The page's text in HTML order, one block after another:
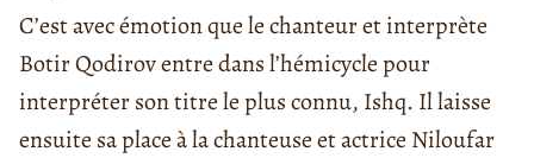
C’est avec émotion que le chanteur et interprète
Botir Qodirov entre dans l’hémicycle pour
interpréter son titre le plus connu, Ishq. Il laisse
ensuite sa place à la chanteuse et actrice Niloufar